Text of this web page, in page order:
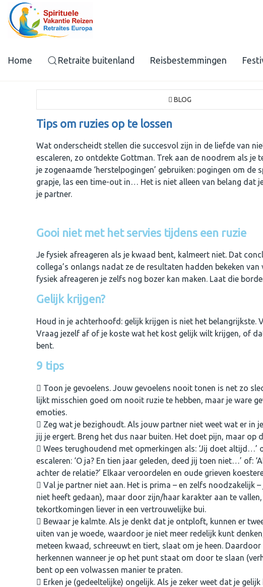
Home Retraite buitenland Reisbestemmingen
BLOG
Tips om ruzies op te lossen
Wat onderscheidt stellen die succesvol zijn in de liefde van
escaleren, zo ontdekte Gottman. Trek aan de noodrem als je
je zogenaamde ‘herstelpogingen’ gebruiken: pogingen om
grapje, las een time-out in… Het is niet alleen van belang dat
je partner.
Gooi niet met het servies tijdens een ruzie
Je fysiek af­reageren als je kwaad bent, kalmeert niet. Dat
collega’s onlangs nadat ze de resultaten hadden bekeken
fysiek afreageren je zelfs nog bozer kan maken. Laat die
Gelijk krijgen?
Houd in je achterhoofd: gelijk krijgen is niet het belangrijkste.
Vraag jezelf af of je koste wat het kost gelijk wilt krijgen, of
bent.
9 tips
Toon je gevoelens. Jouw gevoelens nooit tonen is net zo
lijkt misschien goed om nooit ruzie te hebben, maar je ware
emoties.
Zeg wat je bezighoudt. Als jouw partner niet weet wat er in
jij je ergert. Breng het dus naar buiten. Het doet pijn, maar op
Wees terughoudend met opmerkingen als: ‘Jij doet altijd…’
escaleren: ‘O ja? En tien jaar geleden, deed jij toen niet…’ of:
achter de relatie?’ Elkaar veroordelen en oude grieven
Val je partner niet aan. Het is prima – en zelfs
niet heeft gedaan), maar door zijn/haar karakter aan te
tekortkomingen liever in een vertrouwelijke bui.
Bewaar je kalmte. Als je denkt dat je ontploft, kunnen er
uiten van je woede, waardoor je niet meer redelijk kunt
meteen kwaad, schreeuwt en tiert, slaat om je heen.
herkennen wanneer je op het punt staat om door te slaan
bent op een volwassen manier te praten.
Erken je (gedeeltelijke) ongelijk. Als je zeker weet dat je